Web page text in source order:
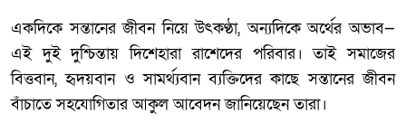
একদিকে সন্তানের জীবন নিয়ে উৎকণ্ঠা, অন্যদিকে অর্থের অভাব—
এই দুই দুশ্চিন্তায় দিশেহারা রাশেদের পরিবার। তাই সমাজের
বিত্তবান, হৃদয়বান ও সামর্থ্যবান ব্যক্তিদের কাছে সন্তানের জীবন
বাঁচাতে সহযোগিতার আকুল আবেদন জানিয়েছেন তারা।